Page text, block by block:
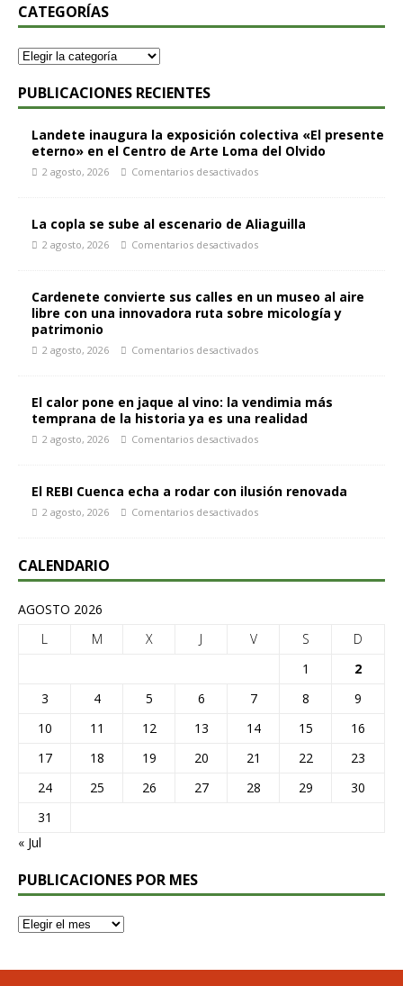
CATEGORÍAS
PUBLICACIONES RECIENTES
Landete inaugura la exposición colectiva «El presente
eterno» en el Centro de Arte Loma del Olvido
2 agosto, 2026 Comentarios desactivados
La copla se sube al escenario de Aliaguilla
2 agosto, 2026 Comentarios desactivados
Cardenete convierte sus calles en un museo al aire
libre con una innovadora ruta sobre micología y
patrimonio
2 agosto, 2026 Comentarios desactivados
El calor pone en jaque al vino: la vendimia más
temprana de la historia ya es una realidad
2 agosto, 2026 Comentarios desactivados
El REBI Cuenca echa a rodar con ilusión renovada
2 agosto, 2026 Comentarios desactivados
CALENDARIO
AGOSTO 2026
L
M X J V S
D
1
2
3
4 5 6 7 8
9
10
11 12 13 14 15
16
17
18 19 20 21 22
23
24
25 26 27 28 29
30
31
« Jul
PUBLICACIONES POR MES